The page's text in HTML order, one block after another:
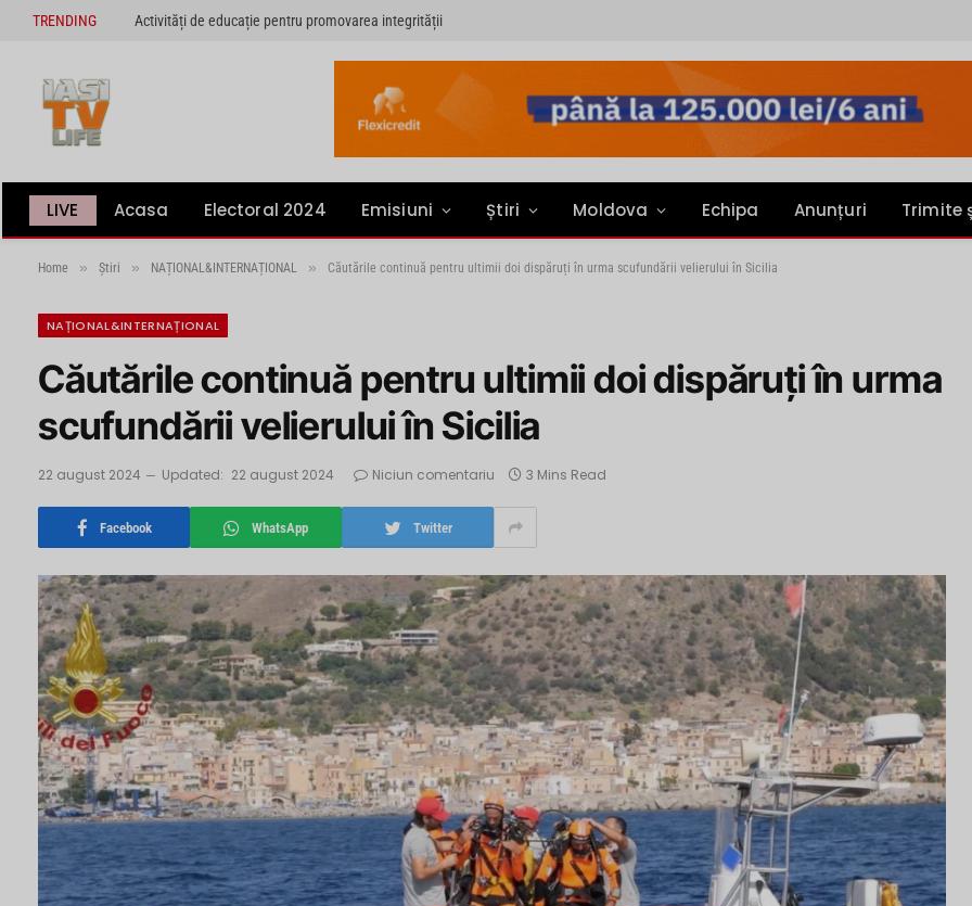
TRENDING Activități de educație pentru promovarea integrității
LIVE Acasa Electoral 2024 Emisiuni Știri Moldova Echipa Anunțuri Trimite
Home » Știri » NAȚIONAL&INTERNAȚIONAL » Căutările continuă pentru ultimii doi dispăruți în urma scufundării velierului în Sicilia
NAȚIONAL&INTERNAȚIONAL
Căutările continuă pentru ultimii doi dispăruți în urma
scufundării velierului în Sicilia
22 august 2024 Updated: 22 august 2024 Niciun comentariu 3 Mins Read
Facebook WhatsApp Twitter